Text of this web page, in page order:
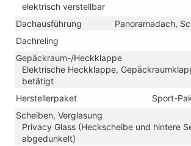
elektrisch verstellbar
Dachausführung
Panoramadach,
Dachreling
Gepäckraum-/Heckklappe
Elektrische Heckklappe,
betätigt
Herstellerpaket
Sport-
Scheiben, Verglasung
Privacy Glass (Heckscheibe und hintere
abgedunkelt)